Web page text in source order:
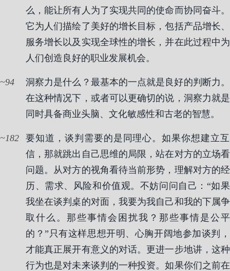
么，能让所有人为了实现共同的使命而协同奋斗。
它为人们描绘了美好的增长目标，包括产品增长、
服务增长以及实现全球性的增长，并在此过程中为
人们创造良好的职业发展机会。
94
洞察力是什么？最基本的一点就是良好的判断力。
在这种情况下，或者可以更确切的说，洞察力就是
同时具备商业头脑、文化敏感性和古老的智慧。
182
要知道，谈判需要的是同理心。如果你想建立互
信，那就跳出自己思维的局限，站在对方的立场看
问题。从对方的视角看待当前形势，理解对方的经
历、需求、风险和价值观。不妨问问自己：“如果
我坐在谈判桌的对面，我要为我自己和我的下属争
取什么。那些事情会困扰我？那些事情是公平
的？”只有这样思想开明、心胸开阔地参加谈判，
才能真正展开有意义的对话。更进一步地讲，这种
行为也是对未来谈判的一种投资。如果你们之前在